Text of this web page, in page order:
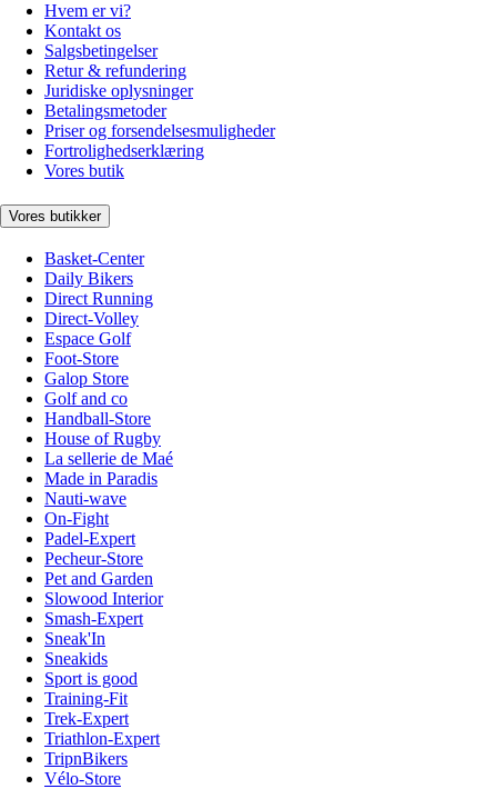
Hvem er vi?
Kontakt os
Salgsbetingelser
Retur & refundering
Juridiske oplysninger
Betalingsmetoder
Priser og forsendelsesmuligheder
Fortrolighedserklæring
Vores butik
Vores butikker
Basket-Center
Daily Bikers
Direct Running
Direct-Volley
Espace Golf
Foot-Store
Galop Store
Golf and co
Handball-Store
House of Rugby
La sellerie de Maé
Made in Paradis
Nauti-wave
On-Fight
Padel-Expert
Pecheur-Store
Pet and Garden
Slowood Interior
Smash-Expert
Sneak'In
Sneakids
Sport is good
Training-Fit
Trek-Expert
Triathlon-Expert
TripnBikers
Vélo-Store